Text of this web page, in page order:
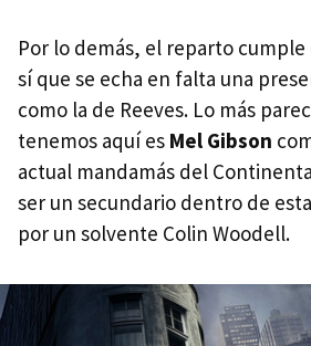
Por lo demás, el reparto
sí que se echa en falta una
como la de Reeves. Lo más
tenemos aquí es Mel Gibson
actual mandamás del
ser un secundario dentro de
por un solvente Colin Woodell.